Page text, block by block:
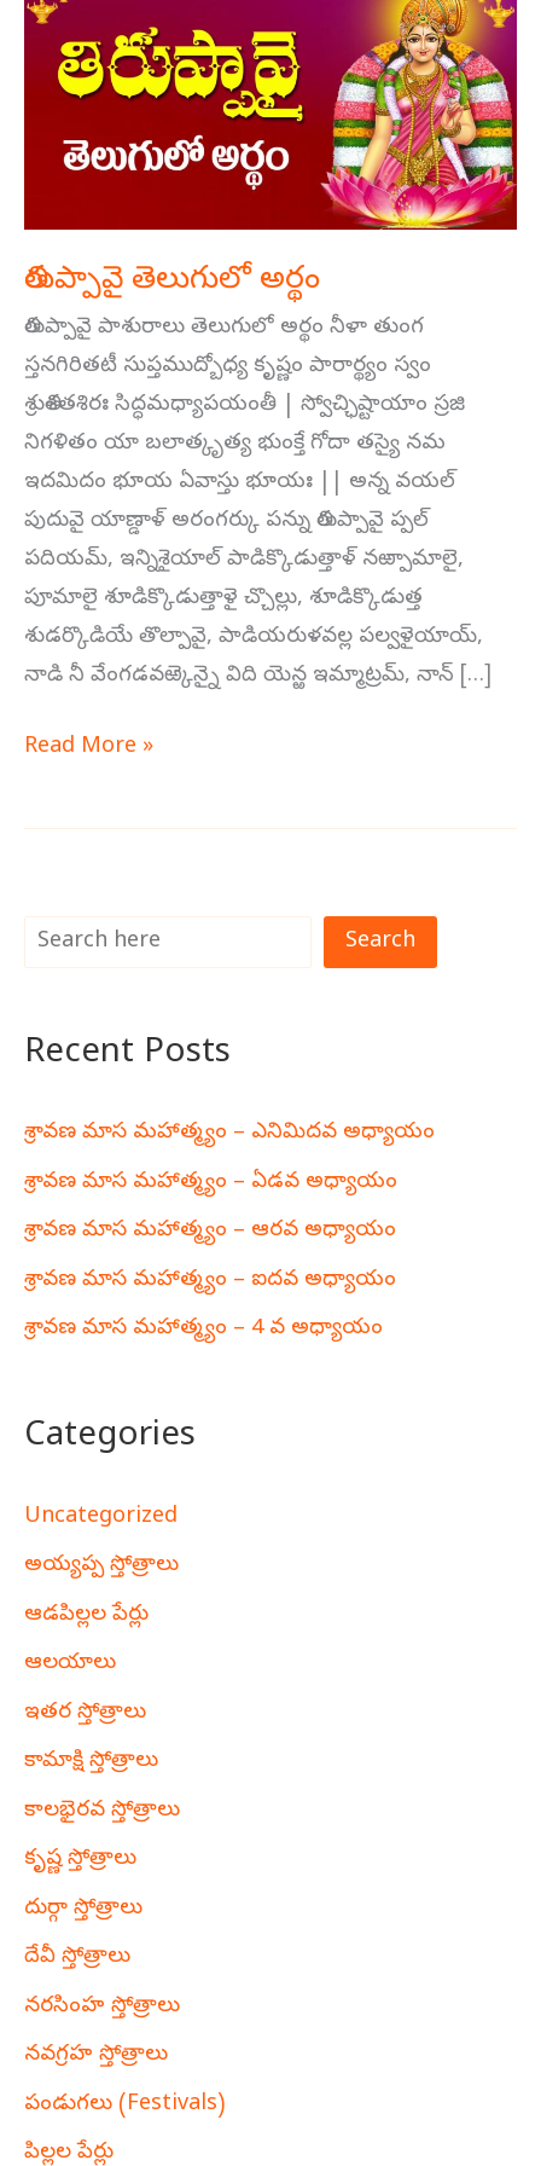
తిరుప్పావై తెలుగులో అర్థం
తిరుప్పావై పాశురాలు తెలుగులో అర్థం నీళా తుంగ
స్తనగిరితటీ సుప్తముద్బోధ్య కృష్ణం పారార్థ్యం స్వం
శ్రుతిశతశిరః సిద్ధమధ్యాపయంతీ | స్వోచ్ఛిష్టాయాం స్రజి
నిగళితం యా బలాత్కృత్య భుంక్తే గోదా తస్యై నమ
ఇదమిదం భూయ ఏవాస్తు భూయః || అన్న వయల్
పుదువై యాణ్డాళ్ అరంగర్కు పన్ను తిరుప్పావై ప్పల్
పదియమ్, ఇన్నిశైయాల్ పాడిక్కొడుత్తాళ్ నఱ్పామాలై,
పూమాలై శూడిక్కొడుత్తాళై చ్చొల్లు, శూడిక్కొడుత్త
శుడర్కొడియే తొల్పావై, పాడియరుళవల్ల పల్వళైయాయ్,
నాడి నీ వేంగడవఱ్కెన్నై విది యెన్ఱ ఇమ్మాట్రమ్, నాన్ […]
తెలుగులో
అర్థం
Read More »
Search
Recent Posts
శ్రావణ మాస మహాత్మ్యం – ఎనిమిదవ అధ్యాయం
శ్రావణ మాస మహాత్మ్యం – ఏడవ అధ్యాయం
శ్రావణ మాస మహాత్మ్యం – ఆరవ అధ్యాయం
శ్రావణ మాస మహాత్మ్యం – ఐదవ అధ్యాయం
శ్రావణ మాస మహాత్మ్యం – 4 వ అధ్యాయం
Categories
Uncategorized
అయ్యప్ప స్తోత్రాలు
ఆడపిల్లల పేర్లు
ఆలయాలు
ఇతర స్తోత్రాలు
కామాక్షి స్తోత్రాలు
కాలభైరవ స్తోత్రాలు
కృష్ణ స్తోత్రాలు
దుర్గా స్తోత్రాలు
దేవీ స్తోత్రాలు
నరసింహ స్తోత్రాలు
నవగ్రహ స్తోత్రాలు
పండుగలు (Festivals)
పిల్లల పేర్లు